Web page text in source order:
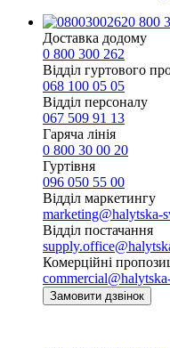
0 800
Доставка додому
0 800 300 262
Відділ гуртового
068 100 05 05​
Відділ персоналу
067 509 91 13
Гаряча лінія
0 800 30 00 20
Гуртівня
096 050 55 00
Відділ маркетингу
marketing@halytska-
Відділ постачання
Комерційні
Замовити дзвінок